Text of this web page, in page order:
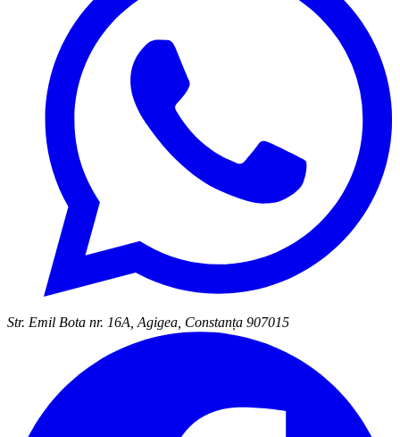
Str. Emil Bota nr. 16A, Agigea, Constanța 907015